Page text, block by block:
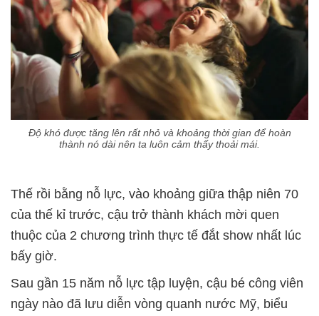
Độ khó được tăng lên rất nhỏ và khoảng thời gian để hoàn
thành nó dài nên ta luôn cảm thấy thoải mái.
Thế rồi bằng nỗ lực, vào khoảng giữa thập niên 70
của thế kỉ trước, cậu trở thành khách mời quen
thuộc của 2 chương trình thực tế đắt show nhất lúc
bấy giờ.
Sau gần 15 năm nỗ lực tập luyện, cậu bé công viên
ngày nào đã lưu diễn vòng quanh nước Mỹ, biểu